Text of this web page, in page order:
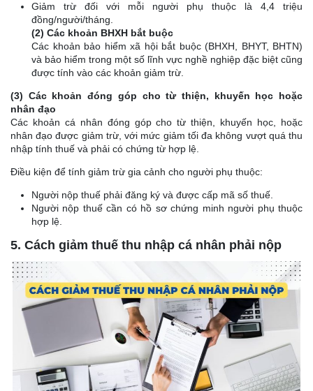
Giảm trừ đối với mỗi người phụ thuộc là 4,4 triệu
đồng/người/tháng.
(2) Các khoản BHXH bắt buộc
Các khoản bảo hiểm xã hội bắt buộc (BHXH, BHYT, BHTN)
và bảo hiểm trong một số lĩnh vực nghề nghiệp đặc biệt cũng
được tính vào các khoản giảm trừ.
(3) Các khoản đóng góp cho từ thiện, khuyến học hoặc
nhân đạo
Các khoản cá nhân đóng góp cho từ thiện, khuyến học, hoặc
nhân đạo được giảm trừ, với mức giảm tối đa không vượt quá thu
nhập tính thuế và phải có chứng từ hợp lệ.
Điều kiện để tính giảm trừ gia cảnh cho người phụ thuộc:
Người nộp thuế phải đăng ký và được cấp mã số thuế.
Người nộp thuế cần có hồ sơ chứng minh người phụ thuộc
hợp lệ.
5. Cách giảm thuế thu nhập cá nhân phải nộp